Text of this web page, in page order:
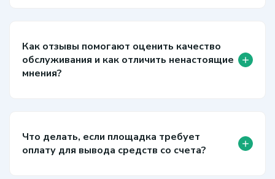
Как отзывы помогают оценить качество
обслуживания и как отличить ненастоящие
мнения?
+
Что делать, если площадка требует
оплату для вывода средств со счета?
+